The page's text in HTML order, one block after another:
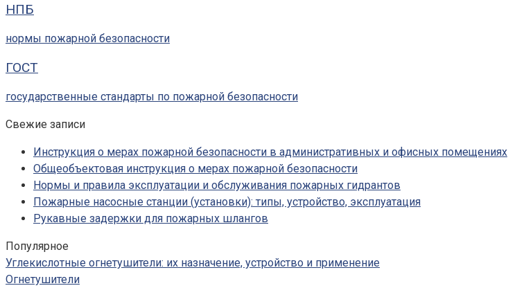
НПБ
нормы пожарной безопасности
ГОСТ
государственные стандарты по пожарной безопасности
Свежие записи
Инструкция о мерах пожарной безопасности в административных и офисных помещениях
Общеобъектовая инструкция о мерах пожарной безопасности
Нормы и правила эксплуатации и обслуживания пожарных гидрантов
Пожарные насосные станции (установки): типы, устройство, эксплуатация
Рукавные задержки для пожарных шлангов
Популярное
Углекислотные огнетушители: их назначение, устройство и применение
Огнетушители